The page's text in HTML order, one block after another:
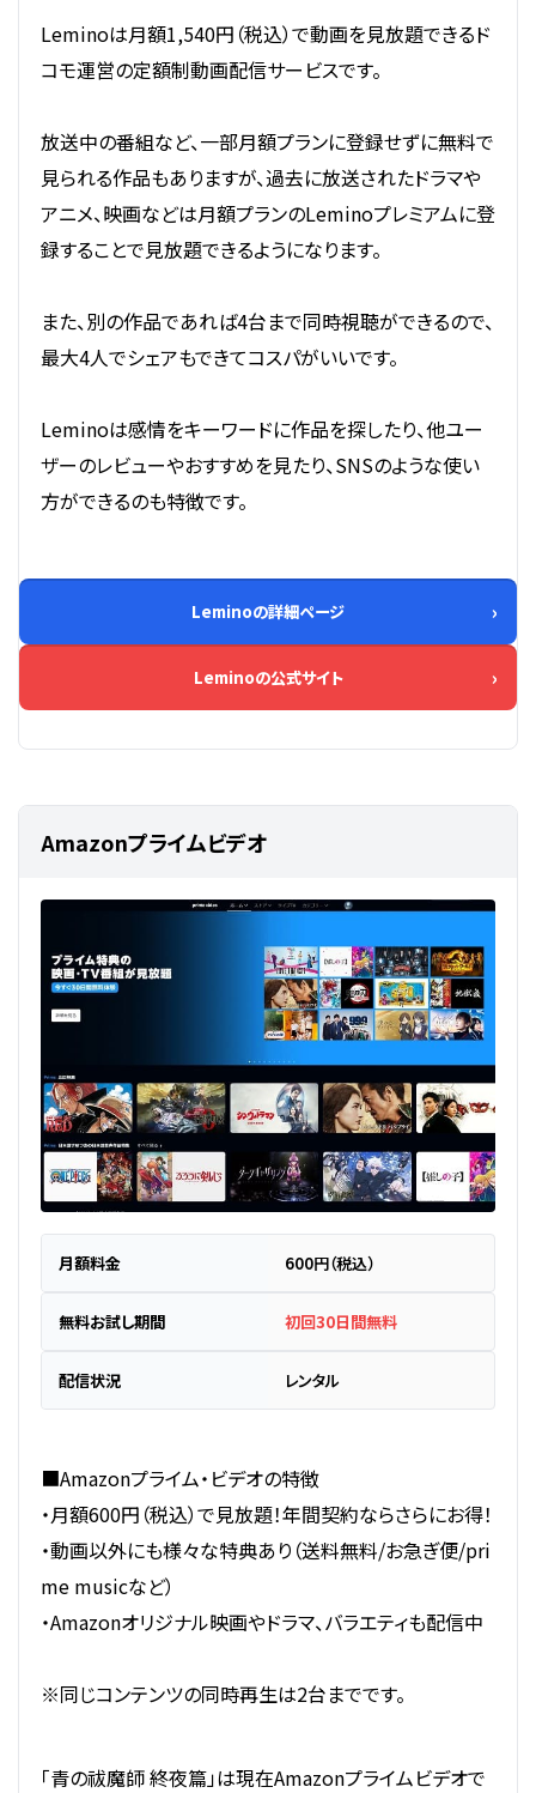
Leminoは月額1,540円（税込）で動画を見放題できるド
コモ運営の定額制動画配信サービスです。
放送中の番組など、一部月額プランに登録せずに無料で
見られる作品もありますが、過去に放送されたドラマや
アニメ、映画などは月額プランのLeminoプレミアムに登
録することで見放題できるようになります。
また、別の作品であれば4台まで同時視聴ができるので、
最大4人でシェアもできてコスパがいいです。
Leminoは感情をキーワードに作品を探したり、他ユー
ザーのレビューやおすすめを見たり、SNSのような使い
方ができるのも特徴です。
Leminoの詳細ページ
Leminoの公式サイト
Amazonプライムビデオ
月額料金 600円（税込）
無料お試し期間 初回30日間無料
配信状況 レンタル
■Amazonプライム・ビデオの特徴
・月額600円（税込）で見放題！年間契約ならさらにお得！
・動画以外にも様々な特典あり（送料無料/お急ぎ便/pri
me musicなど）
・Amazonオリジナル映画やドラマ、バラエティも配信中
※同じコンテンツの同時再生は2台までです。
「青の祓魔師 終夜篇」は現在Amazonプライムビデオで